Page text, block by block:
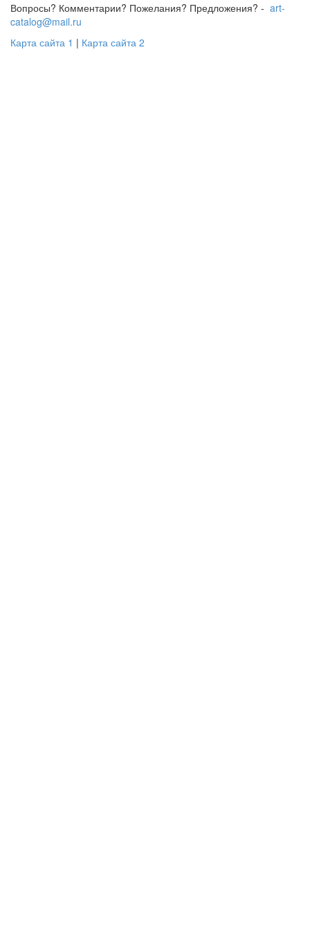
Вопросы? Комментарии? Пожелания? Предложения? - art-
catalog@mail.ru
Карта сайта 1 | Карта сайта 2